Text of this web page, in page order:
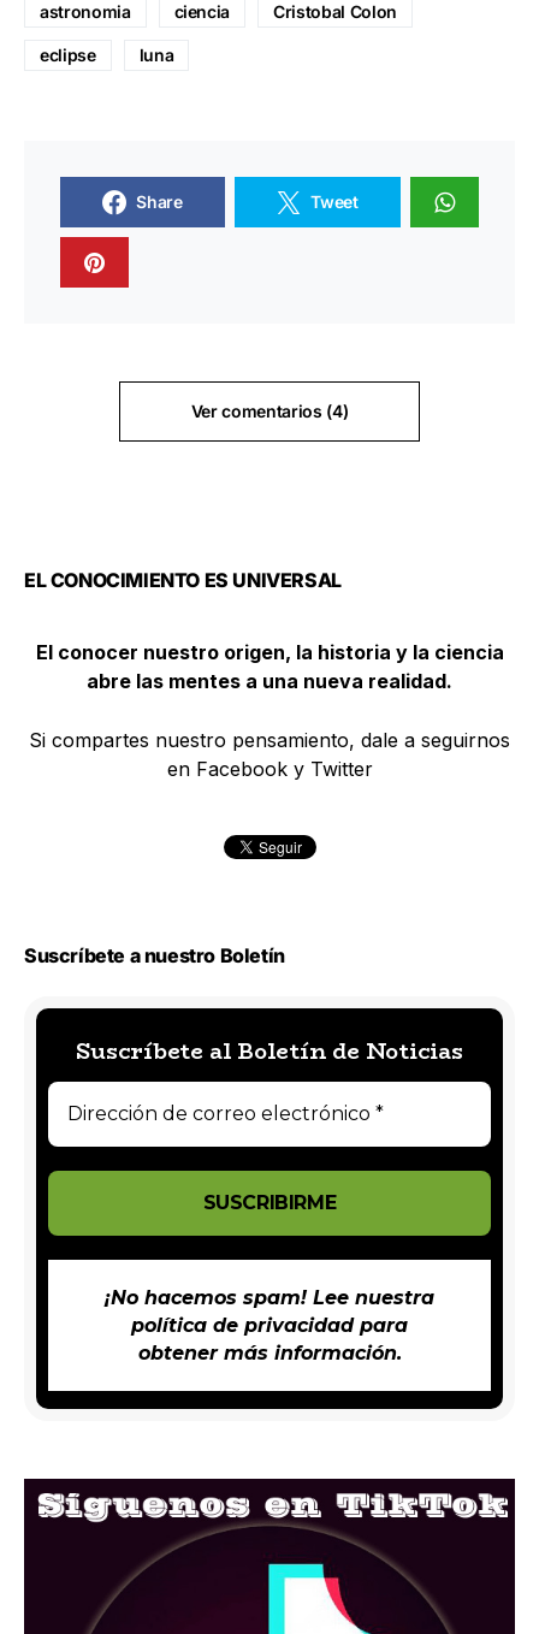
astronomia ciencia Cristobal Colon
eclipse luna
Share Tweet
Ver comentarios (4)
EL CONOCIMIENTO ES UNIVERSAL
El conocer nuestro origen, la historia y la ciencia
abre las mentes a una nueva realidad.
Si compartes nuestro pensamiento, dale a seguirnos
en Facebook y Twitter
Suscríbete a nuestro Boletín
Suscríbete al Boletín de Noticias
¡No hacemos spam! Lee nuestra
política de privacidadpara
obtener más información.